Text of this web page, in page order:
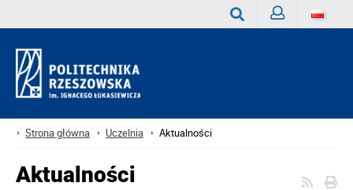
Strona główna Uczelnia Aktualności
Aktualności